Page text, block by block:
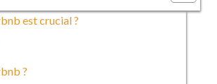
est crucial ?
?